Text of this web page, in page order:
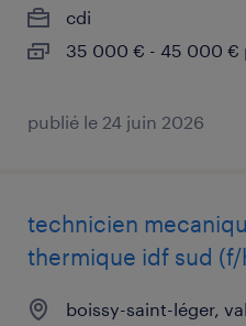
cdi
35 000 € - 45 000 €
publié le 24 juin 2026
technicien
thermique idf sud (f/
boissy-saint-léger,